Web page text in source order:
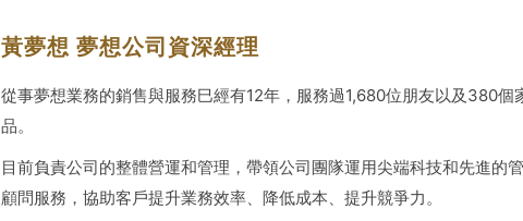
黃夢想 夢想公司資深經理
從事夢想業務的銷售與服務巳經有12年，服務過1,680位朋友以及380
品。
目前負責公司的整體營運和管理，帶領公司團隊運用尖端科技和先進的
顧問服務，協助客戶提升業務效率、降低成本、提升競爭力。